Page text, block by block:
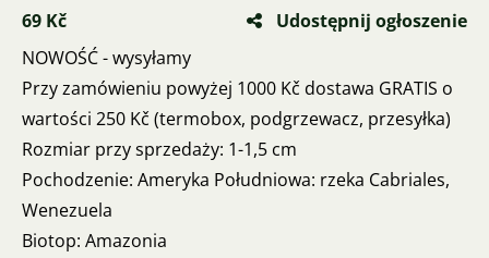
69 Kč
Udostępnij ogłoszenie
NOWOŚĆ - wysyłamy
Przy zamówieniu powyżej 1000 Kč dostawa GRATIS o
wartości 250 Kč (termobox, podgrzewacz, przesyłka)
Rozmiar przy sprzedaży: 1-1,5 cm
Pochodzenie: Ameryka Południowa: rzeka Cabriales,
Wenezuela
Biotop: Amazonia